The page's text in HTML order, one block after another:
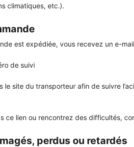
climatiques, etc.).
est expédiée, vous recevez un e-
de suivi
le site du transporteur afin de suivre
ce lien ou rencontrez des difficultés,
perdus ou retardés